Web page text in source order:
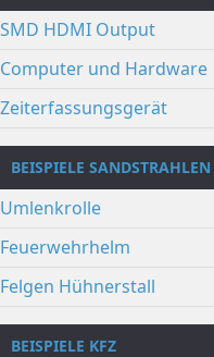
SMD HDMI Output
Computer und Hardware
Zeiterfassungsgerät
BEISPIELE SANDSTRAHLEN
Umlenkrolle
Feuerwehrhelm
Felgen Hühnerstall
BEISPIELE KFZ